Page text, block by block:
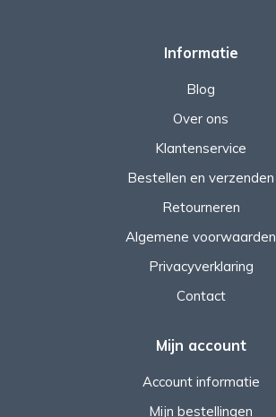
Informatie
Blog
Over ons
Klantenservice
Bestellen en verzenden
Retourneren
Algemene voorwaarden
Privacyverklaring
Contact
Mijn account
Account informatie
Mijn bestellingen